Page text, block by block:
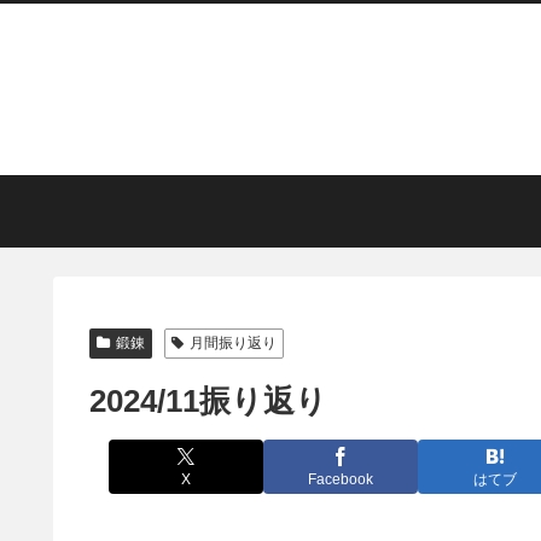
鍛錬 月間振り返り
2024/11振り返り
X Facebook はてブ